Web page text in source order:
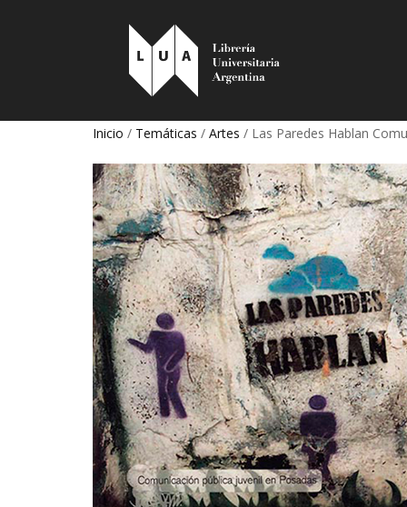
Inicio / Temáticas / Artes / Las Paredes Hablan